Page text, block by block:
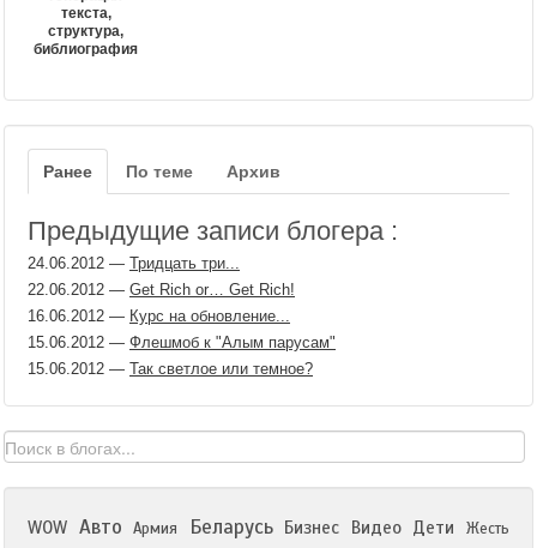
текста,
структура,
библиография
Ранее По теме Архив
Предыдущие записи блогера :
24.06.2012 — Тридцать три...
22.06.2012 — Get Rich or… Get Rich!
16.06.2012 — Курс на обновление...
15.06.2012 — Флешмоб к "Алым парусам"
15.06.2012 — Так светлое или темное?
WOW Авто Армия Беларусь Бизнес Видео Дети
Жесть